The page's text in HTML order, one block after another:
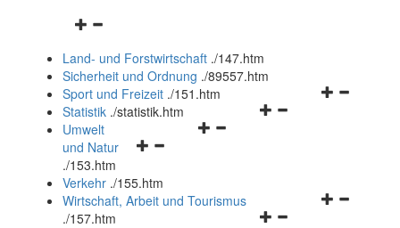
Navigationsmenü
und
schließen
Land- und Forstwirtschaft ./147.htm
Sicherheit und Ordnung ./89557.htm
Navigationsmenü
Sport und Freizeit ./151.htm
Navigationsmenü
Statistik ./statistik.htm
Navigationsmenü
und
schließen
Umwelt
und Natur
./153.htm
Verkehr ./155.htm
Navigationsmenü
Wirtschaft, Arbeit und Tourismus
./157.htm